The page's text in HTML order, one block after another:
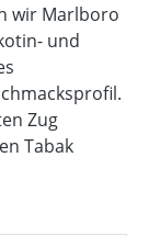
wir Marlboro
und
Zug
Tabak